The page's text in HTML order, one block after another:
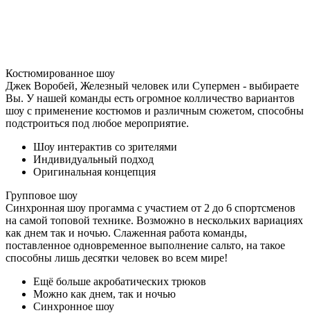
Костюмированное шоу
Джек Воробей, Железный человек или Супермен - выбираете
Вы. У нашей команды есть огромное колличество вариантов
шоу с применение костюмов и различным сюжетом, способны
подстроиться под любое мероприятие.
Шоу интерактив со зрителями
Индивидуальный подход
Оригинальная концепция
Групповое шоу
Синхронная шоу прогамма с участием от 2 до 6 спортсменов
на самой топовой технике. Возможно в нескольких вариациях
как днем так и ночью. Слаженная работа команды,
поставленное одновременное выполнение сальто, на такое
способны лишь десятки человек во всем мире!
Ещё больше акробатических трюков
Можно как днем, так и ночью
Синхронное шоу